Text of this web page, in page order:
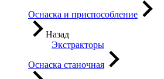
Оснаска и приспособление
Назад
Экстракторы
Оснаска станочная